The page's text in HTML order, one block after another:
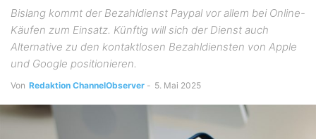
Bislang kommt der Bezahldienst Paypal vor allem bei Online-
Käufen zum Einsatz. Künftig will sich der Dienst auch
Alternative zu den kontaktlosen Bezahldiensten von Apple
und Google positionieren.
Von Redaktion ChannelObserver - 5. Mai 2025